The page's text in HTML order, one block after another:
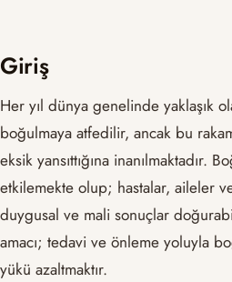
Giriş
Her yıl dünya genelinde yaklaşık
boğulmaya atfedilir, ancak bu
eksik yansıttığına inanılmaktadır.
etkilemekte olup; hastalar, aileler
duygusal ve mali sonuçlar
amacı; tedavi ve önleme yoluyla
yükü azaltmaktır.